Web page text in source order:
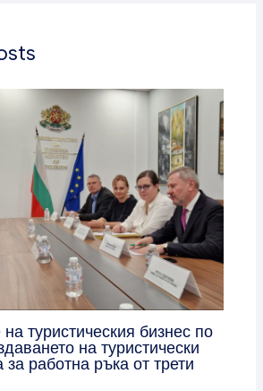
туристическия бизнес по
на туристически
за работна ръка от трети